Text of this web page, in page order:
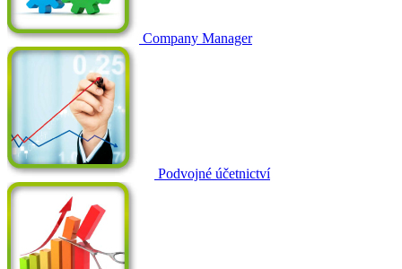
Company Manager
Podvojné účetnictví